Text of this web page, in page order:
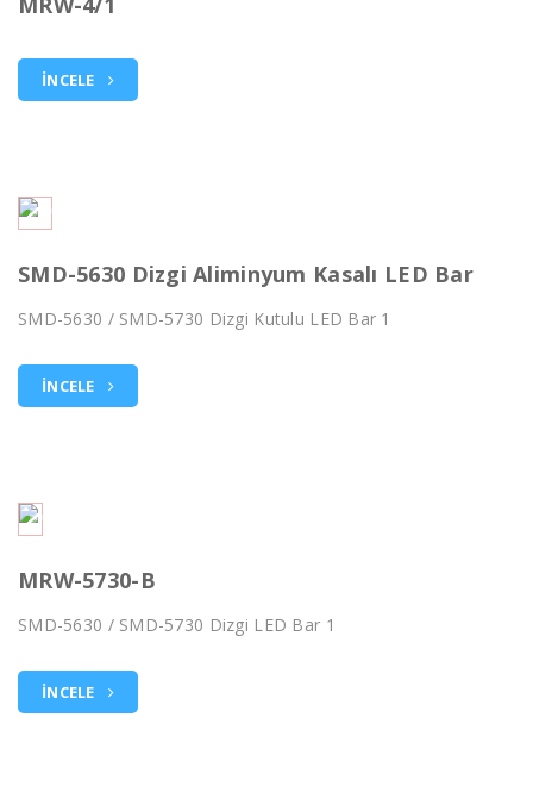
İNCELE
SMD-5630 Dizgi Aliminyum Kasalı LED Bar
SMD-5630 / SMD-5730 Dizgi Kutulu LED Bar 1
İNCELE
MRW-5730-B
SMD-5630 / SMD-5730 Dizgi LED Bar 1
İNCELE